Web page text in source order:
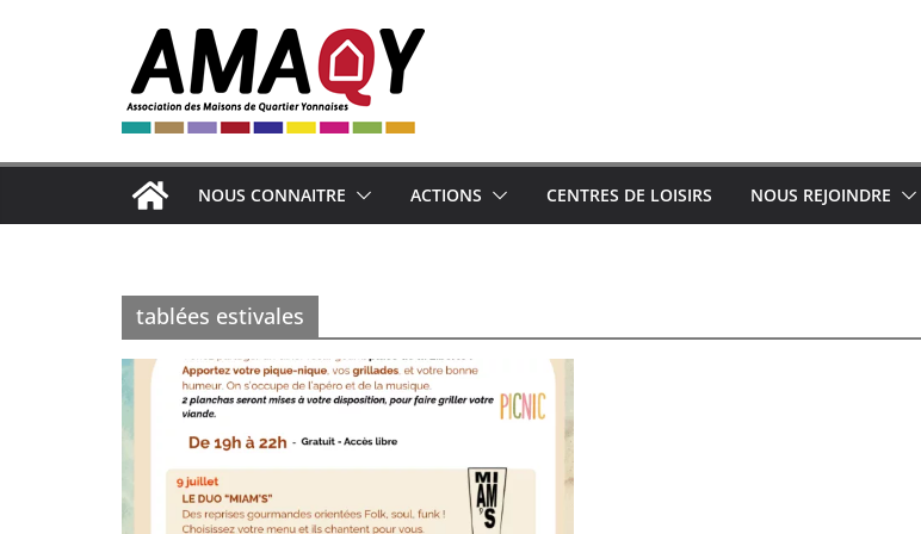
NOUS CONNAITRE ACTIONS CENTRES DE LOISIRS NOUS REJOINDRE
tablées estivales